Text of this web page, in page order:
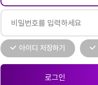
아이디 저장하기